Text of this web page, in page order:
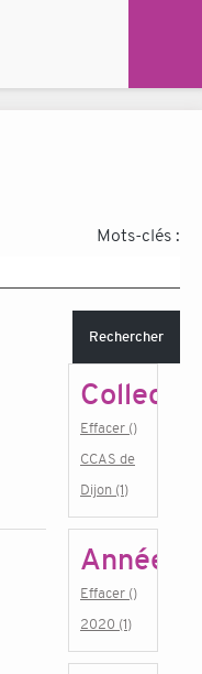
Mots-clés :
Rechercher
Effacer ()
CCAS de
Dijon (1)
Année
Effacer ()
2020 (1)